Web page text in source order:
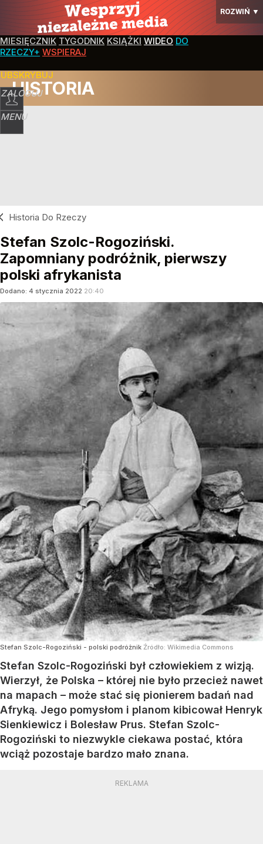
ROZWIŃ ▼
MIESIĘCZNIK TYGODNIK KSIĄŻKI WIDEO DO
RZECZY+ WSPIERAJ
ZALOGUJ
MENU
HISTORIA
Historia Do Rzeczy
Stefan Szolc-Rogoziński.
Zapomniany podróżnik, pierwszy
polski afrykanista
Dodano: 4 stycznia 2022 20:40
Stefan Szolc-Rogoziński - polski podróżnik Źródło: Wikimedia Commons
Stefan Szolc-Rogoziński był człowiekiem z wizją.
Wierzył, że Polska – której nie było przecież nawet
na mapach – może stać się pionierem badań nad
Afryką. Jego pomysłom i planom kibicował Henryk
Sienkiewicz i Bolesław Prus. Stefan Szolc-
Rogoziński to niezwykle ciekawa postać, która
wciąż pozostaje bardzo mało znana.